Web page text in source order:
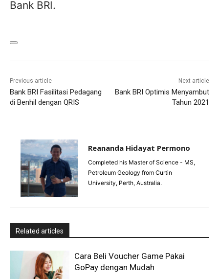
Bank BRI.
Previous article
Bank BRI Fasilitasi Pedagang
di Benhil dengan QRIS
Next article
Bank BRI Optimis Menyambut
Tahun 2021
Reananda Hidayat Permono
Completed his Master of Science - MS,
Petroleum Geology from Curtin
University, Perth, Australia.
Related articles
Cara Beli Voucher Game Pakai
GoPay dengan Mudah